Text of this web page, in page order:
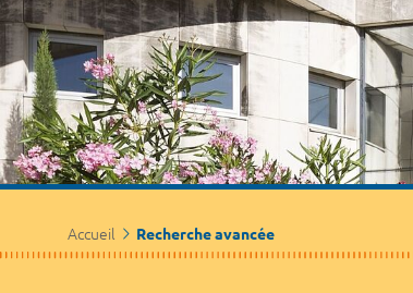
Accueil Recherche avancée